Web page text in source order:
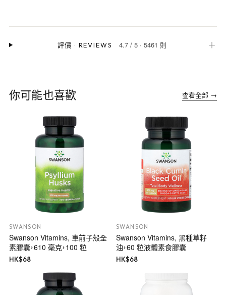
評價 · REVIEWS 4.7 /5 ·5461 則 ＋
你可能也喜歡 查看全部 →
SWANSON
Swanson Vitamins, 車前子殼全
素膠囊，610 毫克，100 粒
HK$68
SWANSON
Swanson Vitamins, 黑種草籽
油，60 粒液體素食膠囊
HK$68